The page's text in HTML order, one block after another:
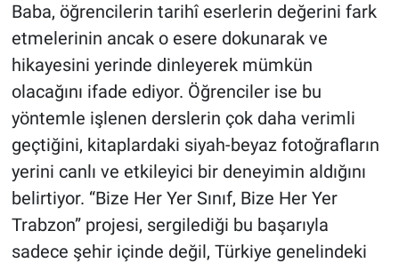
Baba, öğrencilerin tarihî eserlerin değerini fark
etmelerinin ancak o esere dokunarak ve
hikayesini yerinde dinleyerek mümkün
olacağını ifade ediyor. Öğrenciler ise bu
yöntemle işlenen derslerin çok daha verimli
geçtiğini, kitaplardaki siyah-beyaz fotoğrafların
yerini canlı ve etkileyici bir deneyimin aldığını
belirtiyor. “Bize Her Yer Sınıf, Bize Her Yer
Trabzon” projesi, sergilediği bu başarıyla
sadece şehir içinde değil, Türkiye genelindeki